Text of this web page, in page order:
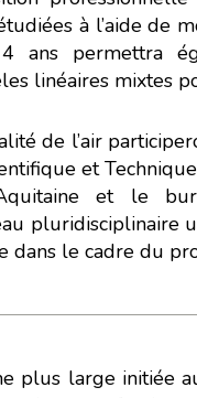
à l’aide de
permettra
linéaires mixtes
de l’air
et
et le
pluridisciplinaire
dans le cadre du
plus large initiée